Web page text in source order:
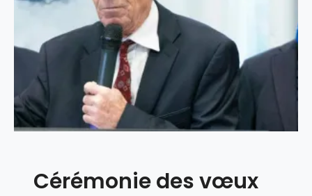
r
t
a
c
t
i
t
Cérémonie des vœux